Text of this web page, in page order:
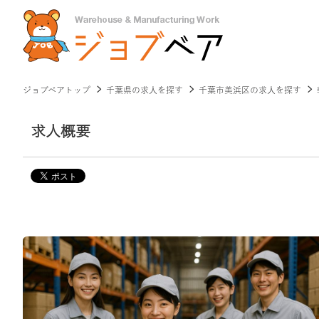
ジョブベアトップ 千葉県の求人を探す 千葉市美浜区の求人を探す
求人概要